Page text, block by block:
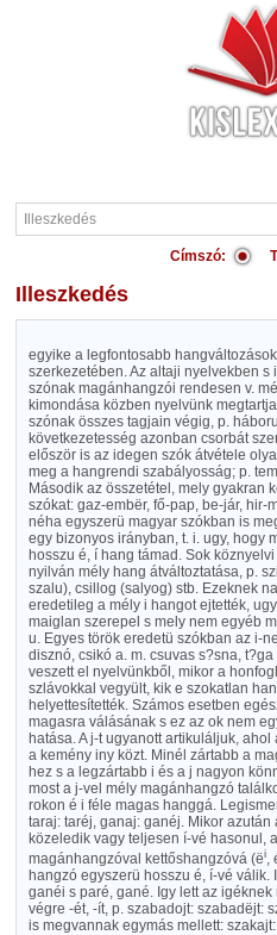
Címszó:
Illeszkedés
egyike a legfontosabb
szerkezetében. Az altaji nyelvekben s
szónak magánhangzói rendesen v.
kimondása közben nyelvünk
szónak összes tagjain végig, p.
következetesség azonban csorbát
először is az idegen szók átvétele
meg a hangrendi szabályosság; p.
Második az összetétel, mely gyakran
szókat: gaz-embër, fő-pap, be-jár, hir-
néha egyszerü magyar szókban is
egy bizonyos irányban, t. i. ugy, hogy
hosszu é, í hang támad. Sok
nyilván mély hang átváltoztatása, p.
szalu), csillog (salyog) stb. Ezeknek
eredetileg a mély i hangot ejtették,
maiglan szerepel s mely nem egyéb
u. Egyes török eredetü szókban az i-
disznó, csikó a. m. csuvas s?sna,
veszett el nyelvünkből, mikor a
szlávokkal vegyült, kik e szokatlan
helyettesítették. Számos esetben
magasra válásának s ez az ok nem
hatása. A j-t ugyanott artikuláljuk,
a kemény iny közt. Minél zártabb a
hez s a legzártabb i és a j nagyon
most a j-vel mély magánhangzó
rokon é i féle magas hanggá.
taraj: taréj, ganaj: ganéj. Mikor
közeledik vagy teljesen í-vé hasonul,
magánhangzóval kettőshangzóvá (ëi,
hangzó egyszerü hosszu é, í-vé
ganéi s paré, gané. Igy lett az
végre -ét, -ít, p. szabadojt: szabadëjt:
is megvannak egymás mellett: